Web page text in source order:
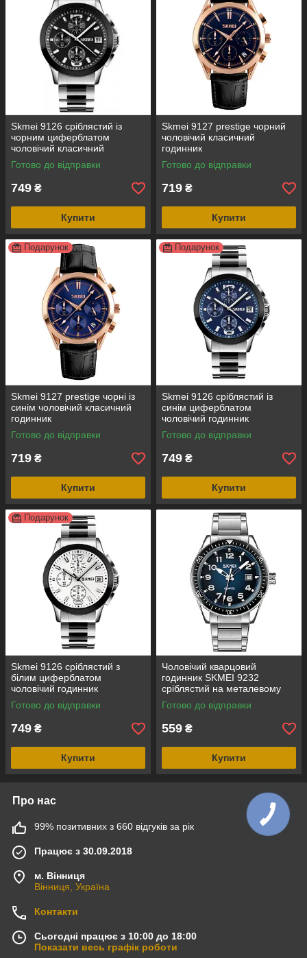
Skmei 9126 сріблястий із
чорним циферблатом
чоловічий класичний
годинник
Готово до відправки
749 ₴
Купити
Skmei 9127 prestige чорний
чоловічий класичний
годинник
Готово до відправки
719 ₴
Купити
Подарунок
Skmei 9127 prestige чорні із
синім чоловічий класичний
годинник
Готово до відправки
719 ₴
Купити
Подарунок
Skmei 9126 сріблястий із
синім циферблатом
чоловічий годинник
Готово до відправки
749 ₴
Купити
Подарунок
Skmei 9126 сріблястий з
білим циферблатом
чоловічий годинник
Готово до відправки
749 ₴
Купити
Чоловічий кварцовий
годинник SKMEI 9232
сріблястий на металевому
браслеті, синій циферблат
Готово до відправки
559 ₴
Купити
Про нас
99% позитивних з 660 відгуків за рік
Працює з 30.09.2018
м. Вінниця
Вінниця, Україна
Контакти
Сьогодні працює з 10:00 до 18:00
Показати весь графік роботи